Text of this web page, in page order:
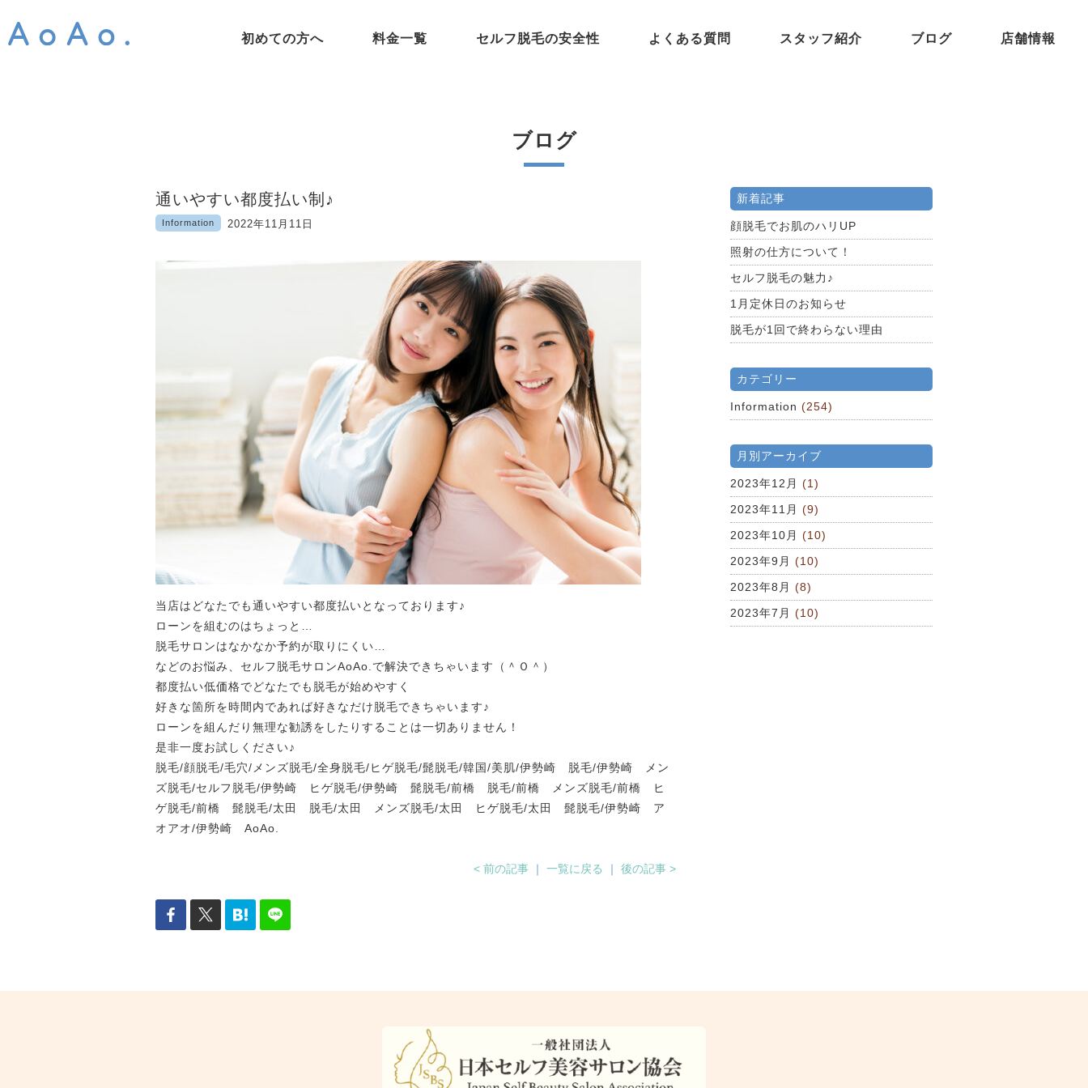
初めての方へ 料金一覧 セルフ脱毛の安全性 よくある質問 スタッフ紹介 ブログ 店舗情報
ブログ
通いやすい都度払い制♪
2022年11月11日
Information
当店はどなたでも通いやすい都度払いとなっております♪
ローンを組むのはちょっと…
脱毛サロンはなかなか予約が取りにくい…
などのお悩み、セルフ脱毛サロンAoAo.で解決できちゃいます（＾Ｏ＾）
都度払い低価格でどなたでも脱毛が始めやすく
好きな箇所を時間内であれば好きなだけ脱毛できちゃいます♪
ローンを組んだり無理な勧誘をしたりすることは一切ありません！
是非一度お試しください♪
脱毛/顔脱毛/毛穴/メンズ脱毛/全身脱毛/ヒゲ脱毛/髭脱毛/韓国/美肌/伊勢崎 脱毛/伊勢崎 メン
ズ脱毛/セルフ脱毛/伊勢崎 ヒゲ脱毛/伊勢崎 髭脱毛/前橋 脱毛/前橋 メンズ脱毛/前橋 ヒ
ゲ脱毛/前橋 髭脱毛/太田 脱毛/太田 メンズ脱毛/太田 ヒゲ脱毛/太田 髭脱毛/伊勢崎 ア
オアオ/伊勢崎 AoAo.
< 前の記事 ｜一覧に戻る ｜後の記事 >
新着記事
顔脱毛でお肌のハリUP
照射の仕方について！
セルフ脱毛の魅力♪
1月定休日のお知らせ
脱毛が1回で終わらない理由
カテゴリー
Information (254)
月別アーカイブ
2023年12月 (1)
2023年11月 (9)
2023年10月 (10)
2023年9月 (10)
2023年8月 (8)
2023年7月 (10)